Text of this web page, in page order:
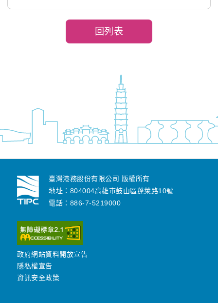
回列表
臺灣港務股份有限公司 版權所有
地址：804004高雄市鼓山區蓬萊路10號
電話：886-7-5219000
政府網站資料開放宣告
隱私權宣告
資訊安全政策